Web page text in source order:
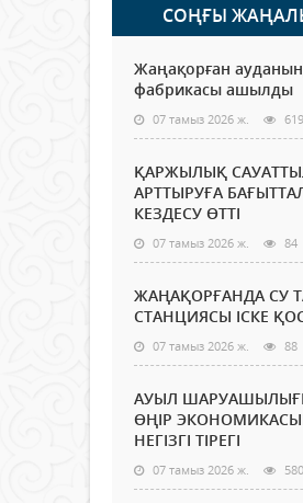
СОҢҒЫ
Жаңақорған
фабрикасы ашылды
07 тамыз 2026 ж. 619
ҚАРЖЫЛЫҚ
АРТТЫРУҒА
КЕЗДЕСУ ӨТТІ
07 тамыз 2026 ж. 84
ЖАҢАҚОРҒАНДА СУ
СТАНЦИЯСЫ ІСКЕ
07 тамыз 2026 ж. 88
АУЫЛ
ӨҢІР
НЕГІЗГІ ТІРЕГІ
07 тамыз 2026 ж. 580